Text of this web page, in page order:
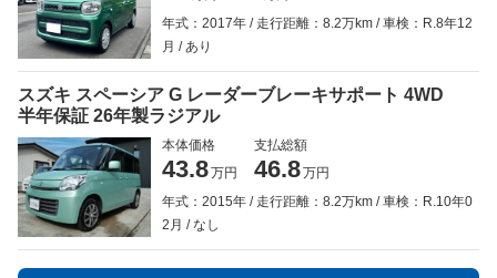
年式：2017年
走行距離：8.2万km
車検：R.8年12
月
あり
スズキ スペーシア G レーダーブレーキサポート 4WD
半年保証 26年製ラジアル
本体価格
43.8万円
支払総額
46.8万円
年式：2015年
走行距離：8.2万km
車検：R.10年0
2月
なし